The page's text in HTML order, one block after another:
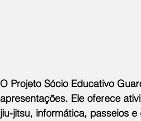
O Projeto Sócio Educativo
apresentações. Ele oferece
jiu-jitsu, informática, passeios